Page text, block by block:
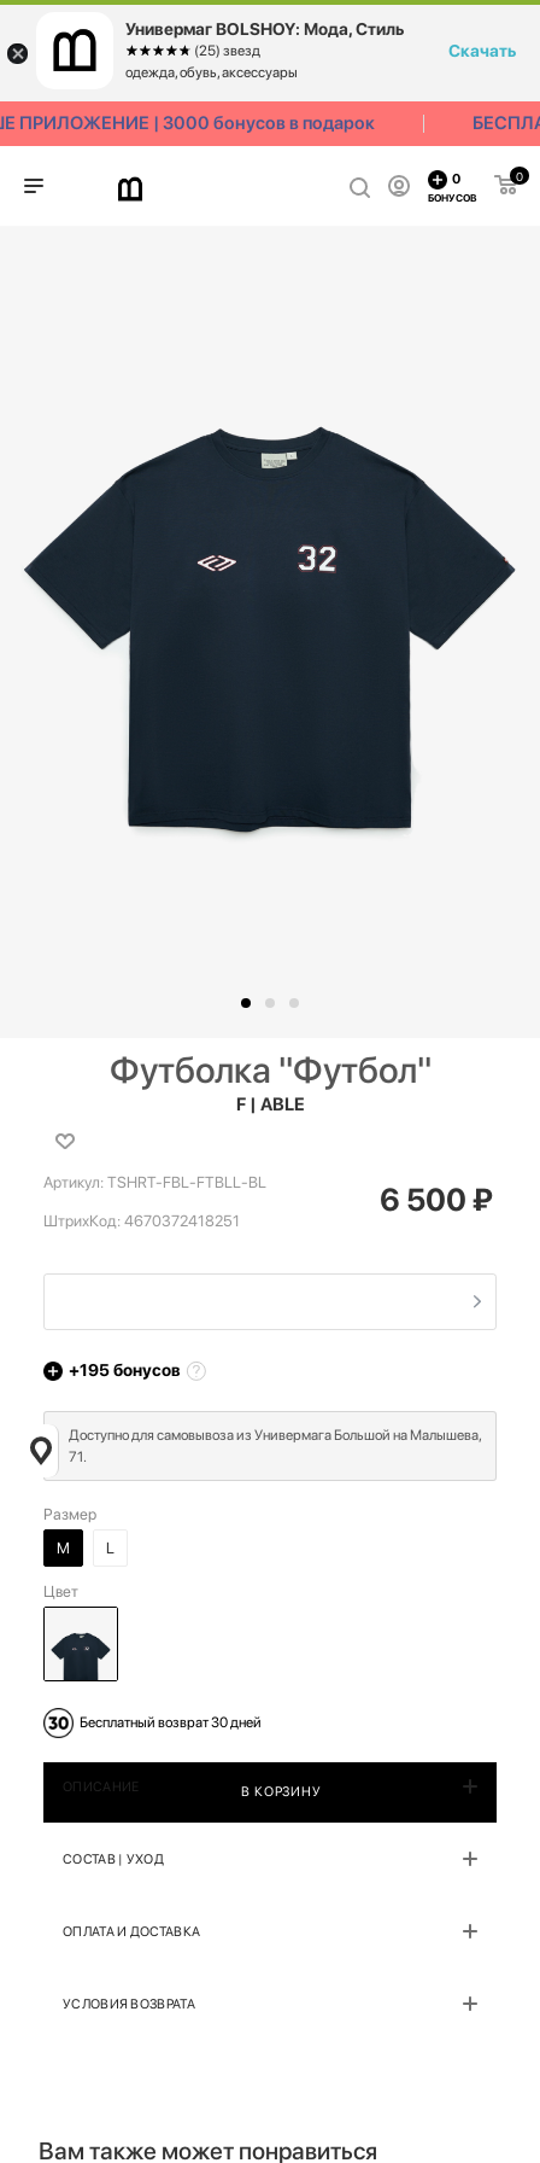
| 3000 бонусов в подарок
0
0
БОНУСОВ
Футболка "Футбол"
F | ABLE
Артикул: TSHRT-FBL-FTBLL-BL
ШтрихКод: 4670372418251
6 500₽
+195бонусов
Доступно для самовывоза из Универмага Большой на Малышева,
71.
Размер
M
L
Цвет
Бесплатный возврат 30 дней
В КОРЗИНУ
ОПИСАНИЕ
СОСТАВ | УХОД
ОПЛАТА И ДОСТАВКА
УСЛОВИЯ ВОЗВРАТА
Вам также может понравиться
Универмаг BOLSHOY: Мода, Стиль
☆☆☆☆☆
★★★★★ (25) звезд
одежда, обувь, аксессуары
Скачать